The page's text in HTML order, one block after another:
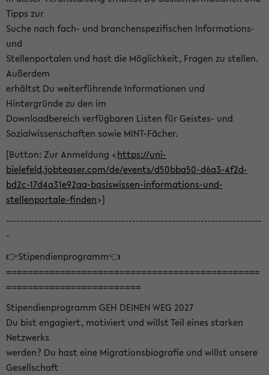
Tipps zur
Suche nach fach- und branchenspezifischen Informations-
und
Stellenportalen und hast die Möglichkeit, Fragen zu stellen.
Außerdem
erhältst Du weiterführende Informationen und
Hintergründe zu den im
Downloadbereich verfügbaren Listen für Geistes- und
Sozialwissenschaften sowie MINT-Fächer.
[Button: Zur Anmeldung <https://uni-
bielefeld.jobteaser.com/de/events/d50bba50-d6a3-4f2d-
bd2c-17d4a31e92aa-basiswissen-informations-und-
stellenportale-finden>]
-----------------------------------------------------------------------
-
👉Stipendienprogramm👈
===============================================
=========================
Stipendienprogramm GEH DEINEN WEG 2027
Du bist engagiert, motiviert und willst Teil eines starken
Netzwerks
werden? Du hast eine Migrationsbiografie und willst unsere
Gesellschaft